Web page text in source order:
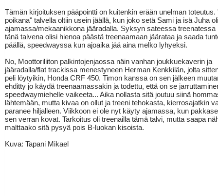
Tämän kirjoituksen pääpointti on kuitenkin erään unelman toteutus.
poikana" talvella oltiin usein jäällä, kun joko setä Sami ja isä Juha oli
ajamassa/mekaanikkona jääradalla. Syksyn sateessa treenatessa
tänä talvena olisi hienoa päästä treenaamaan jäärataa ja saada
päällä, speedwayssa kun ajoaika jää aina melko lyhyeksi.
No, Moottoriliiton palkintojenjaossa näin vanhan joukkuekaverin ja
jääradalla/flat trackissa menestyneen Herman Kenkkilän, jolta
peli löytyikin, Honda CRF 450. Timon kanssa on sen jälkeen
ehditty jo käydä treenaamassakin ja todettu, että on se
speedwaymiehelle vaikeeta... Aika nollasta sitä joutuu siinä
lähtemään, mutta kivaa on ollut ja treeni tehokasta, kierrosajatkin
paranee hiljalleen. Viikkoon ei ole nyt käyty ajamassa, kun
sen verran kovat. Tarkoitus oli treenailla tämä talvi, mutta saapa
malttaako sitä pysyä pois B-luokan kisoista.
Kuva: Tapani Mikael